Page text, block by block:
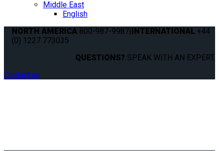
Middle East
English
NORTH AMERICA 800-987-9987|INTERNATIONAL +44
(0) 1227 773035
QUESTIONS? SPEAK WITH AN EXPERT.
Contact us